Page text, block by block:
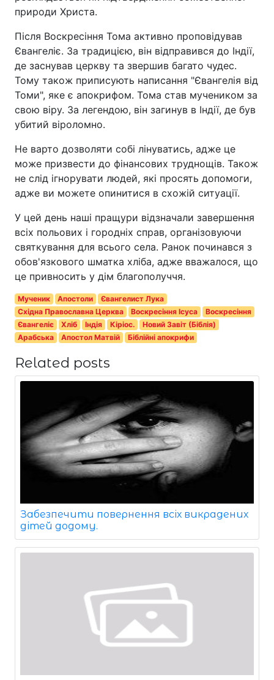
природи Христа.
Після Воскресіння Тома активно проповідував
Євангеліє. За традицією, він відправився до Індії,
де заснував церкву та звершив багато чудес.
Тому також приписують написання "Євангелія від
Томи", яке є апокрифом. Тома став мучеником за
свою віру. За легендою, він загинув в Індії, де був
убитий віроломно.
Не варто дозволяти собі лінуватись, адже це
може призвести до фінансових труднощів. Також
не слід ігнорувати людей, які просять допомоги,
адже ви можете опинитися в схожій ситуації.
У цей день наші пращури відзначали завершення
всіх польових і городніх справ, організовуючи
святкування для всього села. Ранок починався з
обов'язкового шматка хліба, адже вважалося, що
це привносить у дім благополуччя.
Мученик Апостоли
Євангелист Лука
Східна Православна Церква
Воскресіння Ісуса
Воскресіння
Євангеліє
Хліб Індія Кіріос.
Новий Завіт (Біблія)
Арабська
Апостол Матвій Біблійні апокрифи
Related posts
Забезпечити повернення всіх викрадених
дітей додому.